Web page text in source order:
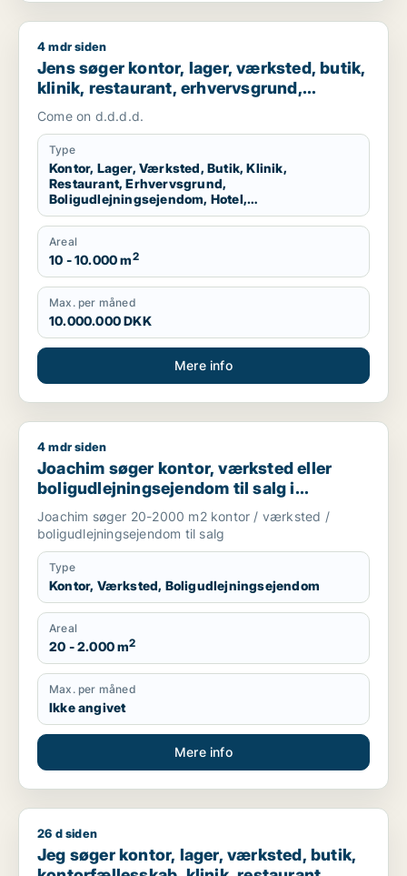
Jens søger kontor, lager, værksted, butik, klinik,
4 mdr siden
Jens søger kontor, lager, værksted, butik,
klinik, restaurant, erhvervsgrund,
boligudlejningsejendom, hotel,
Dragør
Come on d.d.d.d.
Type
Kontor, Lager, Værksted, Butik, Klinik,
Restaurant, Erhvervsgrund,
Boligudlejningsejendom, Hotel,
Produktionslokaler, Garage
Areal
10 - 10.000 m2
Max. per måned
10.000.000 DKK
Mere info
Joachim søger kontor, værksted eller
4 mdr siden
Joachim søger kontor, værksted eller
boligudlejningsejendom til salg i
Storkøbenhavn
Joachim søger 20-2000 m2 kontor / værksted /
boligudlejningsejendom til salg
Type
Kontor, Værksted, Boligudlejningsejendom
Areal
20 - 2.000 m2
Max. per måned
Ikke angivet
Mere info
Jeg søger kontor, lager, værksted, butik, kontorfællesskab,
26 d siden
Jeg søger kontor, lager, værksted, butik,